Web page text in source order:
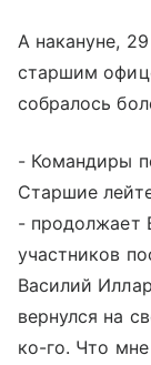
А накануне,
старшим
собралось
- Командиры
Старшие
- продолжает
участников
Василий
вернулся на
ко-го. Что